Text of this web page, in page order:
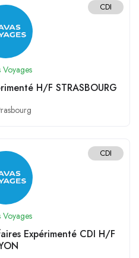
CDI
Voyages
H/F STRASBOURG
CDI
Voyages
Expérimenté CDI H/F